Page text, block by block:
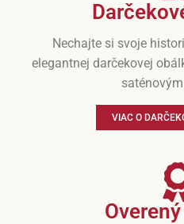
Nechajte si svoje
elegantnej darčekovej
VIAC O